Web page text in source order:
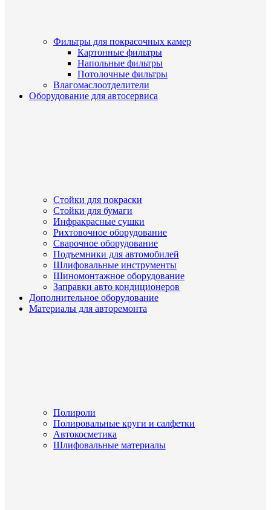
Фильтры для покрасочных камер
Картонные фильтры
Напольные фильтры
Потолочные фильтры
Влагомаслоотделители
Оборудование для автосервиса
Стойки для покраски
Стойки для бумаги
Инфракрасные сушки
Рихтовочное оборудование
Сварочное оборудование
Подъемники для автомобилей
Шлифовальные инструменты
Шиномонтажное оборудование
Заправки авто кондиционеров
Дополнительное оборудование
Материалы для авторемонта
Полироли
Полировальные круги и салфетки
Автокосметика
Шлифовальные материалы